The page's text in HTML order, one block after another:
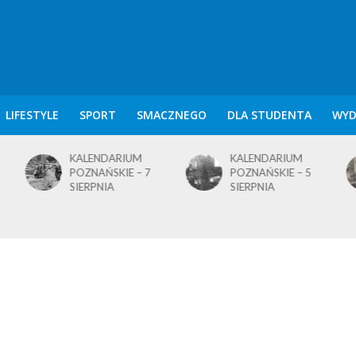
LIFESTYLE SPORT SMACZNEGO DLA STUDENTA
KALENDARIUM
POZNAŃSKIE – 7
SIERPNIA
KALENDARIUM
POZNAŃSKIE – 5
SIERPNIA